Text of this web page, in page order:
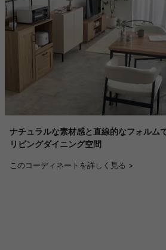
ナチュラルな素材感と直線的なフォルム
リビングダイニング空間
このコーディネートを詳しく見る >